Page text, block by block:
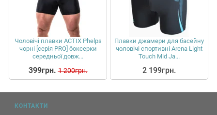
Чоловічі плавки ACTIX Phelps
чорні [серія PRO] боксерки
середньої довж...
399грн. 1 200грн.
Плавки джамери для басейну
чоловічі спортивні Arena Light
Touch Mid Ja...
2 199грн.
КОНТАКТИ